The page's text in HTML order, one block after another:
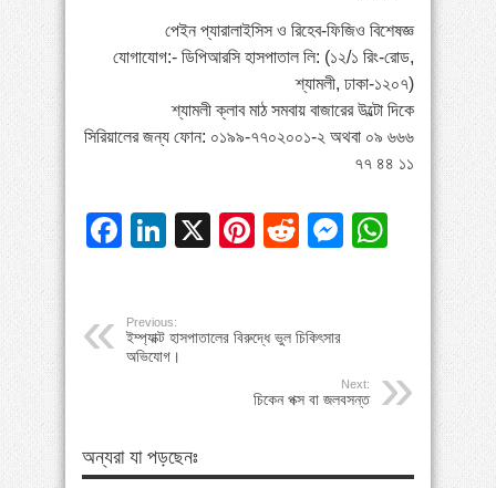
পেইন প্যারালাইসিস ও রিহেব-ফিজিও বিশেষজ্ঞ
যোগাযোগ:- ডিপিআরসি হাসপাতাল লি: (১২/১ রিং-রোড,
শ্যামলী, ঢাকা-১২০৭)
শ্যামলী ক্লাব মাঠ সমবায় বাজারের উল্টো দিকে
সিরিয়ালের জন্য ফোন: ০১৯৯-৭৭০২০০১-২ অথবা ০৯ ৬৬৬
৭৭ ৪৪ ১১
Facebook
LinkedIn
X Pinterest
Reddit
Previous:
ইম্প্যাক্ট হাসপাতালের বিরুদ্ধে ভুল চিকিৎসার
অভিযোগ।
Next:
চিকেন পক্স বা জলবসন্ত
অন্যরা যা পড়ছেনঃ